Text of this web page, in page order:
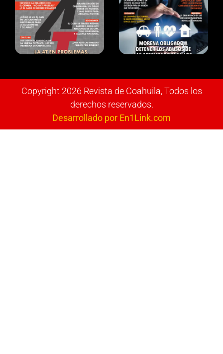
Copyright 2026 Revista de Coahuila, Todos los
derechos reservados.
Desarrollado por En1Link.com